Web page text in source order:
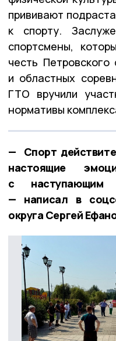
прививают
к спорту.
спортсмены,
честь
и областных
ГТО вручили
нормативы
— Спорт
настоящие
с наступающим
— написал в
округа Сергей